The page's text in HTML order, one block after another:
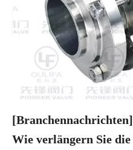
[Branchennachrichten]